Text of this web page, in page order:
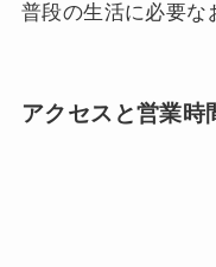
普段の生活に必要な
アクセスと営業時